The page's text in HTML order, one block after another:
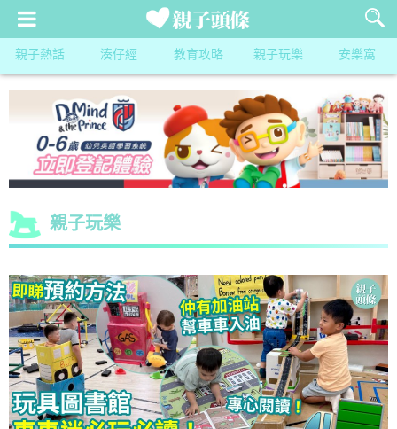
親子熱話 湊仔經 教育攻略 親子玩樂 安樂窩
親子玩樂